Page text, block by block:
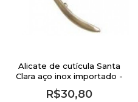
Alicate de cutícula Santa
Clara aço inox importado -
cod 1168
R$30,80